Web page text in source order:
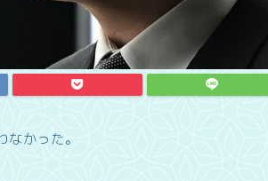
かった。